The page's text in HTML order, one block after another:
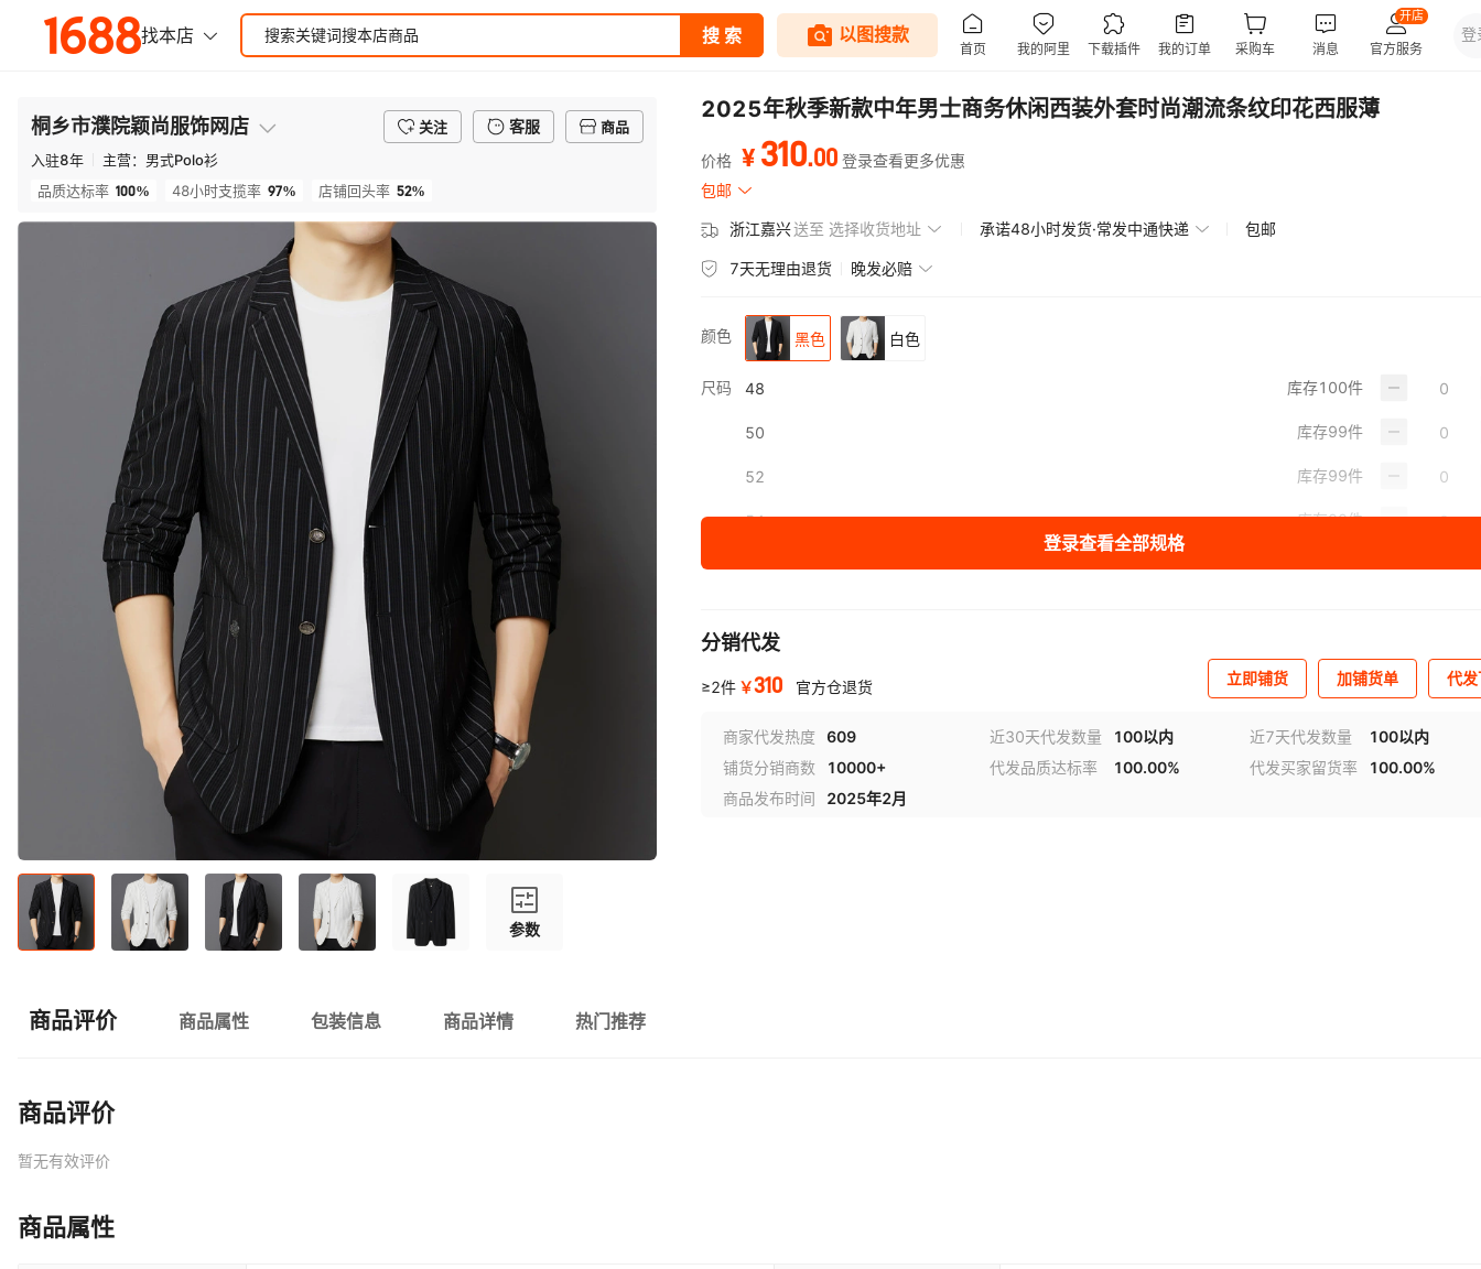
桐乡市濮院颖尚服饰网店 关注 客服
商品
入驻8年 主营： 男式Polo衫
品质达标率 100% 48小时支揽率 97% 店铺回头率 52%
参数
2025年秋季新款中年男士商务休闲西装外套时尚潮流条纹印花西服薄
价格 ¥ 310.00 登录查看更多优惠
包邮
浙江嘉兴送至 选择收货地址 承诺48小时发货·常发中通快递 包邮
7天无理由退货 晚发必赔
颜色 黑色 白色
尺码 48 库存100件
50 库存99件
52 库存99件
54 库存99件
登录查看全部规格
分销代发
≥2件 ￥310 官方仓退货 立即铺货 加铺货单 代
商家代发热度 609 近30天代发数量 100以内 近7天代发数量
100以内
铺货分销商数
10000+ 代发品质达标率 100.00% 代发买家留货率
100.00%
商品发布时间
2025年2月
商品评价 商品属性 包装信息 商品详情 热门推荐
商品评价
暂无有效评价
商品属性